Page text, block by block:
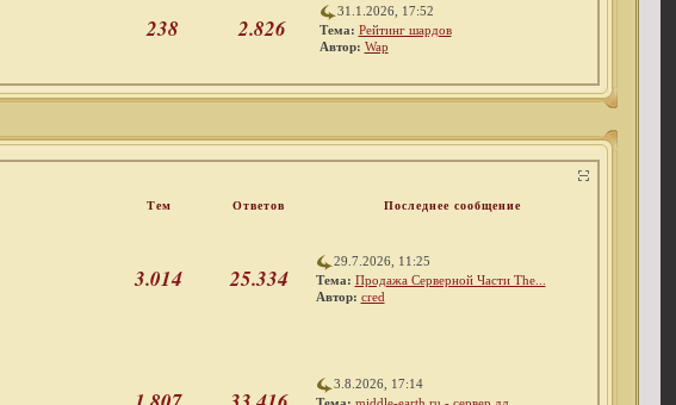
238 2.826
31.1.2026, 17:52
Тема: Рейтинг шардов
Автор: Wap
Тем Ответов Последнее сообщение
3.014 25.334
29.7.2026, 11:25
Тема: Продажа Серверной Части The...
Автор: cred
3.8.2026, 17:14